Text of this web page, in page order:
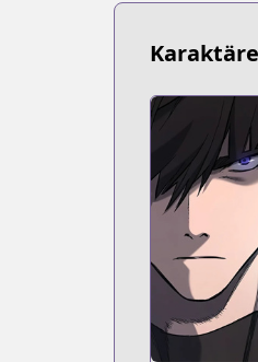
https://